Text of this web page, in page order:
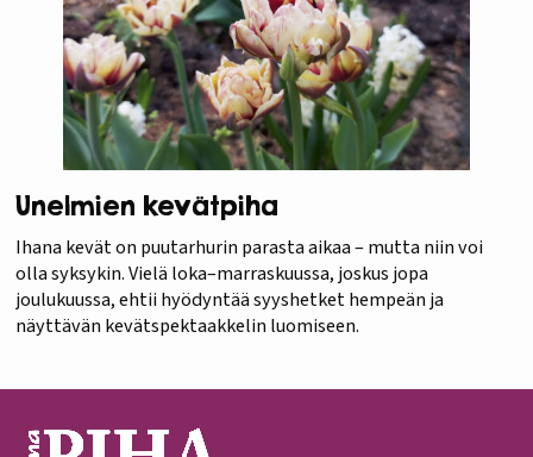
Unelmien kevätpiha
Ihana kevät on puutarhurin parasta aikaa – mutta niin voi
olla syksykin. Vielä loka–marraskuussa, joskus jopa
joulukuussa, ehtii hyödyntää syyshetket hempeän ja
näyttävän kevätspektaakkelin luomiseen.